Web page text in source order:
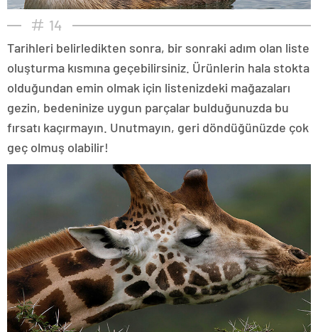
14
Tarihleri belirledikten sonra, bir sonraki adım olan liste
oluşturma kısmına geçebilirsiniz. Ürünlerin hala stokta
olduğundan emin olmak için listenizdeki mağazaları
gezin, bedeninize uygun parçalar bulduğunuzda bu
fırsatı kaçırmayın. Unutmayın, geri döndüğünüzde çok
geç olmuş olabilir!